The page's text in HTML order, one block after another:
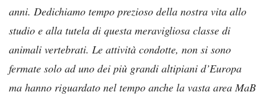
anni. Dedichiamo tempo prezioso della nostra vita allo
studio e alla tutela di questa meravigliosa classe di
animali vertebrati. Le attività condotte, non si sono
fermate solo ad uno dei più grandi altipiani d’Europa
ma hanno riguardato nel tempo anche la vasta area MaB